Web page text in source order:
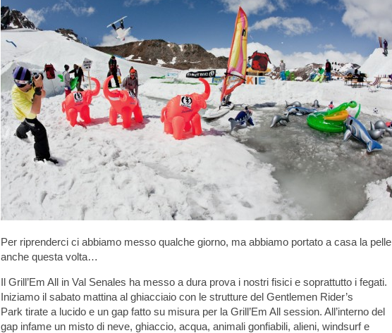
Per riprenderci ci abbiamo messo qualche giorno, ma abbiamo portato a casa la pelle
anche questa volta…
Il Grill’Em All in Val Senales ha messo a dura prova i nostri fisici e soprattutto i fegati.
Iniziamo il sabato mattina al ghiacciaio con le strutture del Gentlemen Rider’s
Park tirate a lucido e un gap fatto su misura per la Grill’Em All session. All’interno del
gap infame un misto di neve, ghiaccio, acqua, animali gonfiabili, alieni, windsurf e